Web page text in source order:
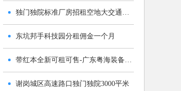
独门独院标准厂房招租空地大交通方便
东坑邦手科技园分租佣金一个月
带红本全新可租可售-广东粤海装备技术产业园（含税含管理费）
谢岗城区高速路口独门独院3000平米